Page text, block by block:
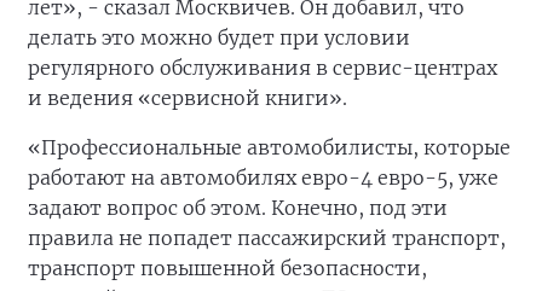
лет», - сказал Москвичев. Он добавил, что
делать это можно будет при условии
регулярного обслуживания в сервис-центрах
и ведения «сервисной книги».
«Профессиональные автомобилисты, которые
работают на автомобилях евро-4 евро-5, уже
задают вопрос об этом. Конечно, под эти
правила не попадет пассажирский транспорт,
транспорт повышенной безопасности,